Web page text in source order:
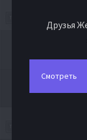
Друзья
Смотреть